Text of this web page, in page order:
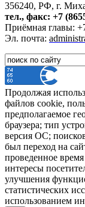
356240, РФ, г.
тел., факс: +7
Приёмная главы:
Эл. почта:
Продолжая
файлов cookie,
предполагаемое
браузера; тип
версия ОС;
был переход на
проведенное
интересы
улучшения
статистических
использованием